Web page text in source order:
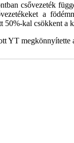
csővezeték
a
50%-kal csökkent a
YT megkönnyítette